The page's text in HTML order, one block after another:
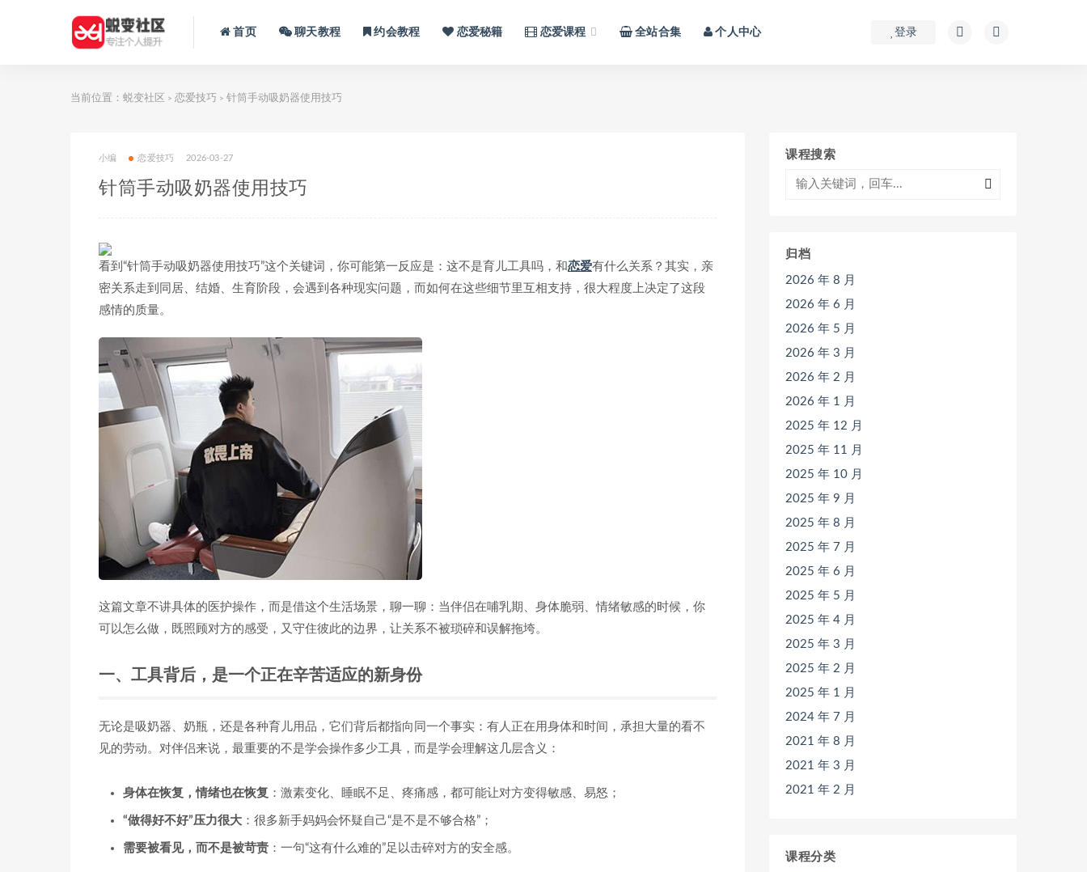
首页 聊天教程 约会教程 恋爱秘籍 恋爱课程 全站合集 个人中心 登录
当前位置： 蜕变社区 > 恋爱技巧 > 针筒手动吸奶器使用技巧
小编 恋爱技巧 2026-03-27
针筒手动吸奶器使用技巧
看到“针筒手动吸奶器使用技巧”这个关键词，你可能第一反应是：这不是育儿工具吗，和恋爱有什么关系？其实，亲
密关系走到同居、结婚、生育阶段，会遇到各种现实问题，而如何在这些细节里互相支持，很大程度上决定了这段
感情的质量。
这篇文章不讲具体的医护操作，而是借这个生活场景，聊一聊：当伴侣在哺乳期、身体脆弱、情绪敏感的时候，你
可以怎么做，既照顾对方的感受，又守住彼此的边界，让关系不被琐碎和误解拖垮。
一、工具背后，是一个正在辛苦适应的新身份
无论是吸奶器、奶瓶，还是各种育儿用品，它们背后都指向同一个事实：有人正在用身体和时间，承担大量的看不
见的劳动。对伴侣来说，最重要的不是学会操作多少工具，而是学会理解这几层含义：
身体在恢复，情绪也在恢复 ：激素变化、睡眠不足、疼痛感，都可能让对方变得敏感、易怒；
“做得好不好”压力很大 ：很多新手妈妈会怀疑自己“是不是不够合格”；
需要被看见，而不是被苛责 ：一句“这有什么难的”足以击碎对方的安全感。
课程搜索
归档
2026 年 8 月
2026 年 6 月
2026 年 5 月
2026 年 3 月
2026 年 2 月
2026 年 1 月
2025 年 12 月
2025 年 11 月
2025 年 10 月
2025 年 9 月
2025 年 8 月
2025 年 7 月
2025 年 6 月
2025 年 5 月
2025 年 4 月
2025 年 3 月
2025 年 2 月
2025 年 1 月
2024 年 7 月
2021 年 8 月
2021 年 3 月
2021 年 2 月
课程分类